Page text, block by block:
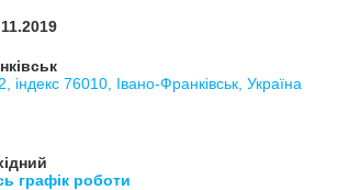
76010, Івано-Франківськ, Україна
графік роботи